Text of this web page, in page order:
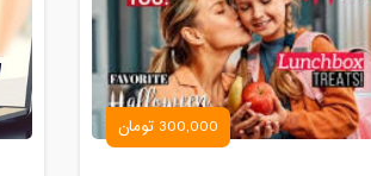
300,000 تومان